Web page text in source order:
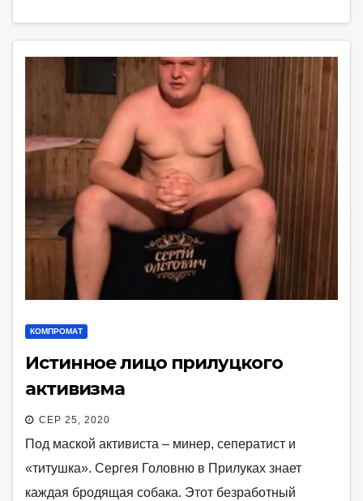
КОМПРОМАТ
Истинное лицо прилуцкого
активизма
СЕР 25, 2020
Под маской активиста – минер, сеператист и
«титушка». Сергея Головню в Прилуках знает
каждая бродящая собака. Этот безработный